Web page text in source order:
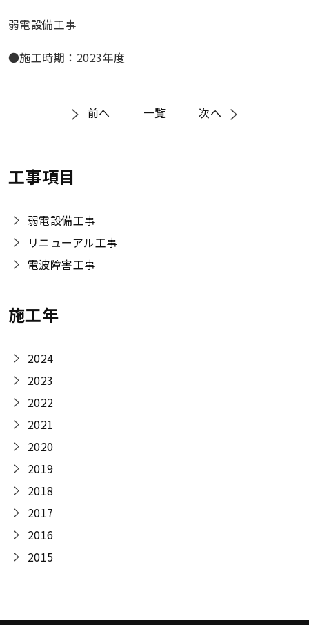
弱電設備工事
●施工時期：2023年度
前へ 一覧 次へ
工事項目
弱電設備工事
リニューアル工事
電波障害工事
施工年
2024
2023
2022
2021
2020
2019
2018
2017
2016
2015